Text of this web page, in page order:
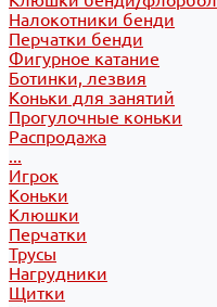
Налокотники бенди
Перчатки бенди
Фигурное катание
Ботинки, лезвия
Коньки для занятий
Прогулочные коньки
Распродажа
...
Игрок
Коньки
Клюшки
Перчатки
Трусы
Нагрудники
Щитки